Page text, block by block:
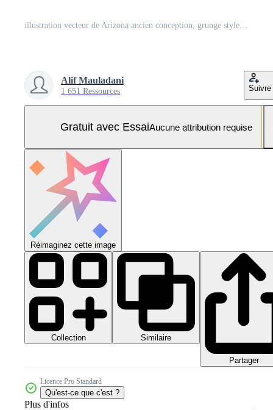
illustration vecteur de Arizona ancien conception, grunge style, parfait pour imprimer, T-shirt conception Vecteur Pro et SVG Pro
Alif Mauladani
1 651 Ressources Suivre
Gratuit avec EssaiAucune attribution requise
Réimaginez cette image
Collection Similaire
Partager
Licence Pro Standard
Qu'est-ce que c'est ?
Plus d'infos